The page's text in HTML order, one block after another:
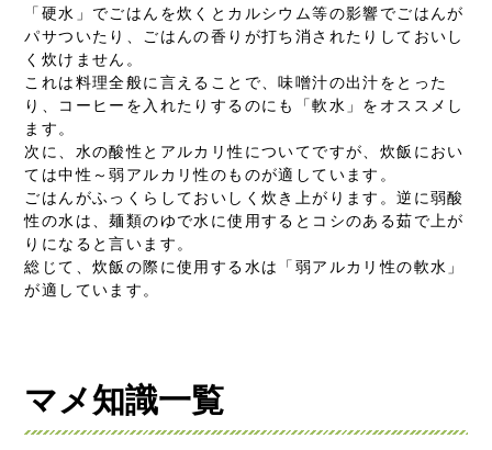
「硬水」でごはんを炊くとカルシウム等の影響でごはんが
パサついたり、ごはんの香りが打ち消されたりしておいし
く炊けません。
これは料理全般に言えることで、味噌汁の出汁をとった
り、コーヒーを入れたりするのにも「軟水」をオススメし
ます。
次に、水の酸性とアルカリ性についてですが、炊飯におい
ては中性～弱アルカリ性のものが適しています。
ごはんがふっくらしておいしく炊き上がります。逆に弱酸
性の水は、麺類のゆで水に使用するとコシのある茹で上が
りになると言います。
総じて、炊飯の際に使用する水は「弱アルカリ性の軟水」
が適しています。
マメ知識一覧